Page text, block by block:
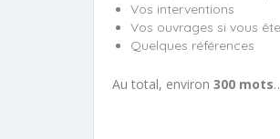
Vos interventions
Vos ouvrages si vous
Quelques références
Au total, environ 300 mots